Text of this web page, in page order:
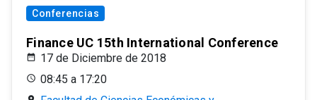
Conferencias
Finance UC 15th International Conference
17 de Diciembre de 2018
08:45 a 17:20